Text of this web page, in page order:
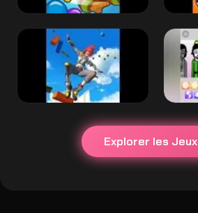
Explorer les Jeux